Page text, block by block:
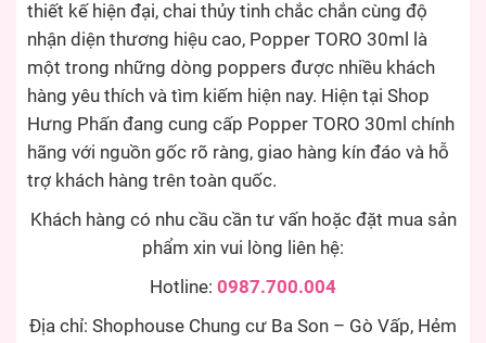
thiết kế hiện đại, chai thủy tinh chắc chắn cùng độ
nhận diện thương hiệu cao, Popper TORO 30ml là
một trong những dòng poppers được nhiều khách
hàng yêu thích và tìm kiếm hiện nay. Hiện tại Shop
Hưng Phấn đang cung cấp Popper TORO 30ml chính
hãng với nguồn gốc rõ ràng, giao hàng kín đáo và hỗ
trợ khách hàng trên toàn quốc.
Khách hàng có nhu cầu cần tư vấn hoặc đặt mua sản
phẩm xin vui lòng liên hệ:
Hotline: 0987.700.004
Địa chỉ: Shophouse Chung cư Ba Son – Gò Vấp, Hẻm